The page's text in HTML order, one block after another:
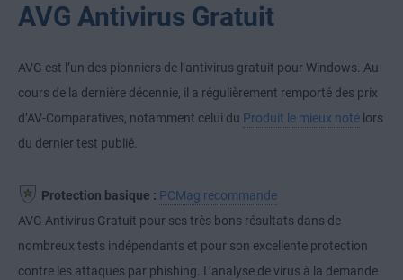
AVG Antivirus Gratuit
AVG est l’un des pionniers de l’antivirus gratuit pour Windows. Au
cours de la dernière décennie, il a régulièrement remporté des prix
d’AV-Comparatives, notamment celui du Produit le mieux noté lors
du dernier test publié.
Protection basique : PCMag recommande
AVG Antivirus Gratuit pour ses très bons résultats dans de
nombreux tests indépendants et pour son excellente protection
contre les attaques par phishing. L’analyse de virus à la demande